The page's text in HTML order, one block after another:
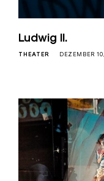
Ludwig II.
THEATER DEZEMBER